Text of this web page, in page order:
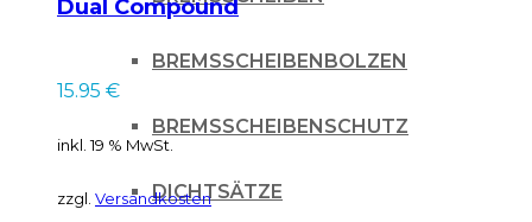
BREMSSCHEIBENBOLZEN
BREMSSCHEIBENSCHUTZ
DICHTSÄTZE
Dual Compound
15.95 €
inkl. 19 % MwSt.
zzgl. Versandkosten